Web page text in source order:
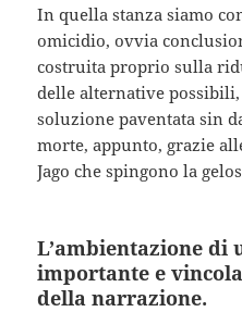
In quella stanza siamo
omicidio, ovvia
costruita proprio sulla
delle alternative
soluzione paventata sin
morte, appunto, grazie
Jago che spingono la
L’ambientazione di
importante e
della narrazione.